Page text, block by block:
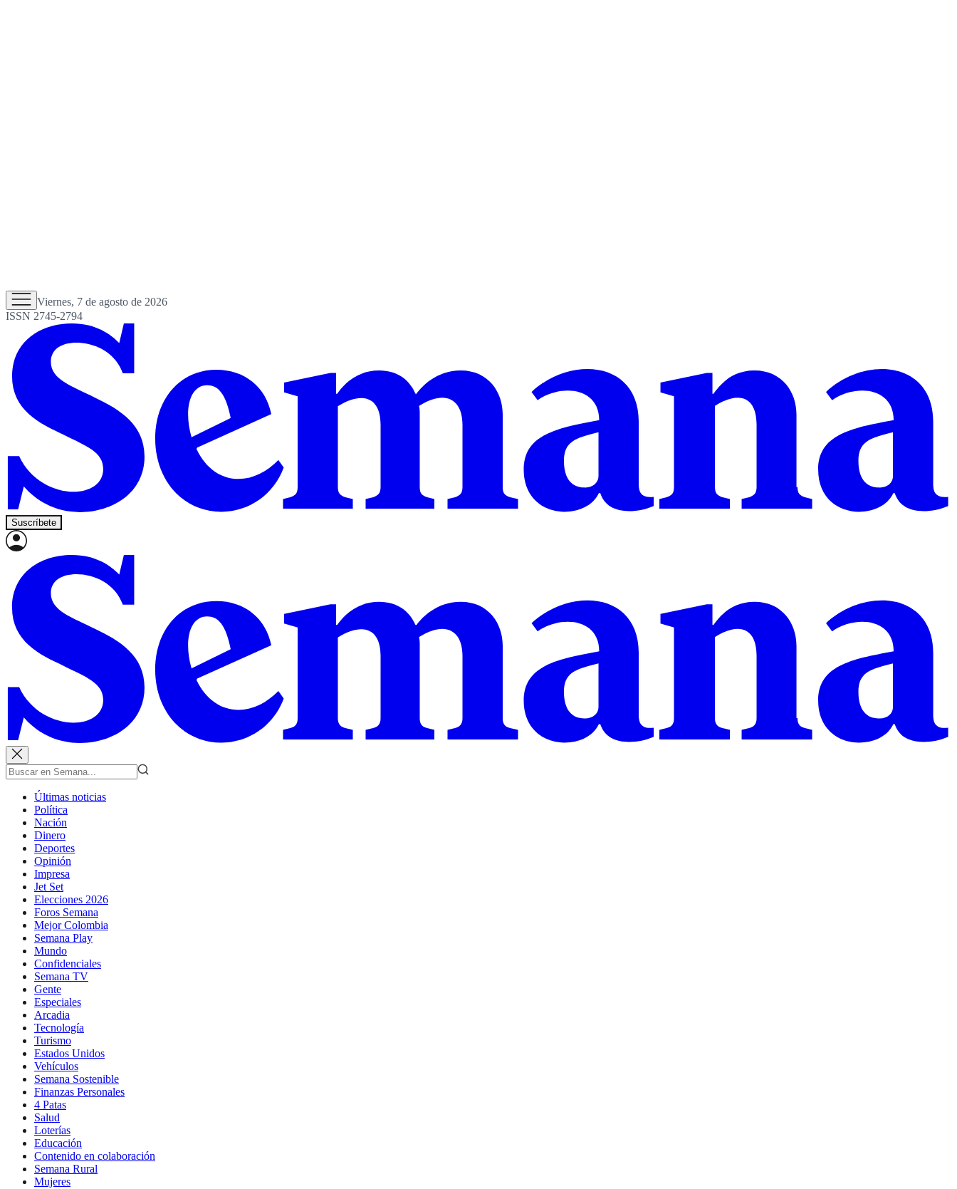
Viernes, 7 de agosto de 2026
ISSN 2745-2794
Suscríbete
Últimas noticias
Política
Nación
Dinero
Deportes
Opinión
Impresa
Jet Set
Elecciones 2026
Foros Semana
Mejor Colombia
Semana Play
Mundo
Confidenciales
Semana TV
Gente
Especiales
Arcadia
Tecnología
Turismo
Estados Unidos
Vehículos
Semana Sostenible
Finanzas Personales
4 Patas
Salud
Loterías
Educación
Contenido en colaboración
Semana Rural
Mujeres